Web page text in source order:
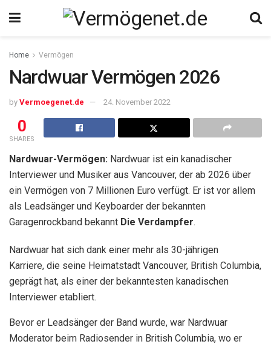
Home Vermögen
Nardwuar Vermögen 2026
by Vermoegenet.de 24. November 2022
0
SHARES
Nardwuar-Vermögen: Nardwuar ist ein kanadischer
Interviewer und Musiker aus Vancouver, der ab 2026 über
ein Vermögen von 7 Millionen Euro verfügt. Er ist vor allem
als Leadsänger und Keyboarder der bekannten
Garagenrockband bekannt Die Verdampfer.
Nardwuar hat sich dank einer mehr als 30-jährigen
Karriere, die seine Heimatstadt Vancouver, British Columbia,
geprägt hat, als einer der bekanntesten kanadischen
Interviewer etabliert.
Bevor er Leadsänger der Band wurde, war Nardwuar
Moderator beim Radiosender in British Columbia, wo er